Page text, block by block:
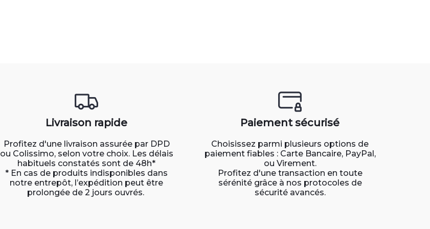
Livraison rapide
Profitez d'une livraison assurée par DPD
ou Colissimo, selon votre choix. Les délais
habituels constatés sont de 48h*
* En cas de produits indisponibles dans
notre entrepôt, l’expédition peut être
prolongée de 2 jours ouvrés.
Paiement sécurisé
Choisissez parmi plusieurs options de
paiement fiables : Carte Bancaire, PayPal,
ou Virement.
Profitez d'une transaction en toute
sérénité grâce à nos protocoles de
sécurité avancés.